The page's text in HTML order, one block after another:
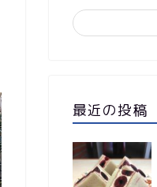
最近の投稿